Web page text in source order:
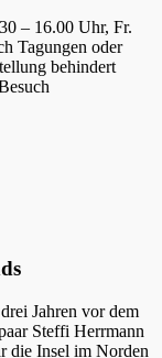
– 16.00 Uhr, Fr.
Tagungen oder
behindert
Jahren vor dem
Steffi Herrmann
die Insel im Norden